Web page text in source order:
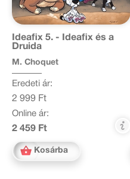
Ideafix 5. - Ideafix és a
Druida
M. Choquet
Eredeti ár:
2 999 Ft
Online ár:
2 459 Ft
Kosárba